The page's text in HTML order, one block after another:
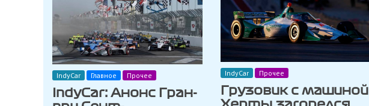
IndyCar Главное Прочее
IndyCar: Анонс Гран-
IndyCar Прочее
Грузовик с машиной